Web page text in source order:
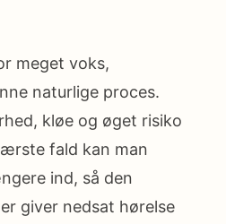
meget voks,
naturlige proces.
kløe og øget risiko
fald kan man
ind, så den
giver nedsat hørelse